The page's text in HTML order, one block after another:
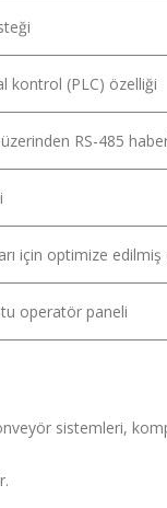
kontrol (PLC) özelliği
RS-485
için optimize edilmiş
operatör paneli
sistemleri,